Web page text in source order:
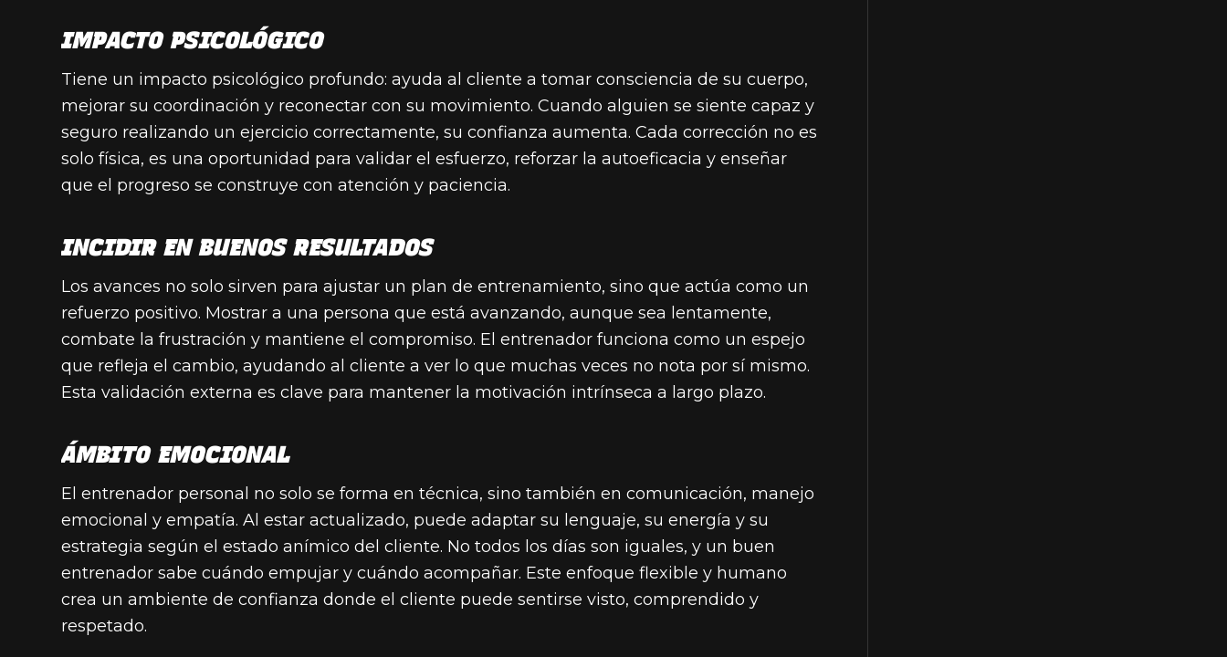
IMPACTO PSICOLÓGICO
Tiene un impacto psicológico profundo: ayuda al cliente a tomar consciencia de su cuerpo,
mejorar su coordinación y reconectar con su movimiento. Cuando alguien se siente capaz y
seguro realizando un ejercicio correctamente, su confianza aumenta. Cada corrección no es
solo física, es una oportunidad para validar el esfuerzo, reforzar la autoeficacia y enseñar
que el progreso se construye con atención y paciencia.
INCIDIR EN BUENOS RESULTADOS
Los avances no solo sirven para ajustar un plan de entrenamiento, sino que actúa como un
refuerzo positivo. Mostrar a una persona que está avanzando, aunque sea lentamente,
combate la frustración y mantiene el compromiso. El entrenador funciona como un espejo
que refleja el cambio, ayudando al cliente a ver lo que muchas veces no nota por sí mismo.
Esta validación externa es clave para mantener la motivación intrínseca a largo plazo.
ÁMBITO EMOCIONAL
El entrenador personal no solo se forma en técnica, sino también en comunicación, manejo
emocional y empatía. Al estar actualizado, puede adaptar su lenguaje, su energía y su
estrategia según el estado anímico del cliente. No todos los días son iguales, y un buen
entrenador sabe cuándo empujar y cuándo acompañar. Este enfoque flexible y humano
crea un ambiente de confianza donde el cliente puede sentirse visto, comprendido y
respetado.